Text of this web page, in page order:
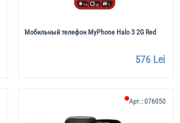
Мобильный телефон MyPhone Halo 3 2G Red
576 Lei
Арт.:076050